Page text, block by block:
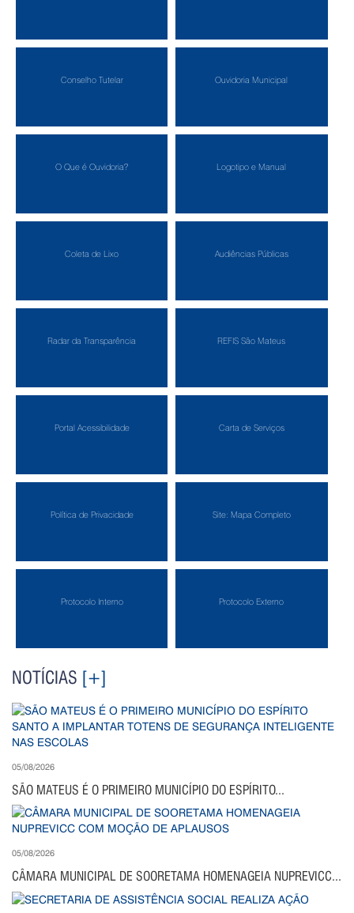
Conselho Tutelar Ouvidoria Municipal
O Que é Ouvidoria? Logotipo e Manual
Coleta de Lixo Audiências Públicas
Radar da Transparência REFIS São Mateus
Portal Acessibilidade Carta de Serviços
Política de Privacidade Site: Mapa Completo
Protocolo Interno Protocolo Externo
NOTÍCIAS [+]
05/08/2026
SÃO MATEUS É O PRIMEIRO MUNICÍPIO DO ESPÍRITO...
05/08/2026
CÂMARA MUNICIPAL DE SOORETAMA HOMENAGEIA NUPREVICC...